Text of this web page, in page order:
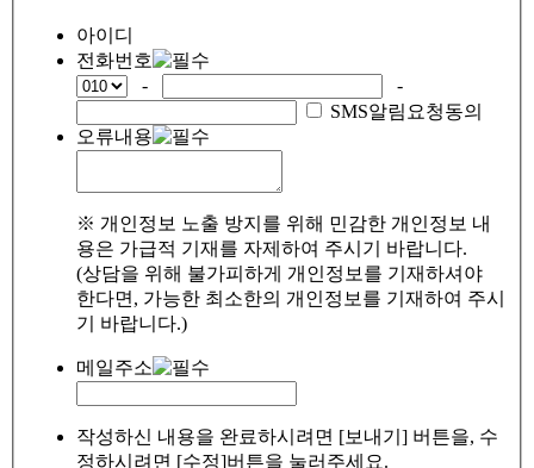
아이디
전화번호
-
-
SMS알림요청동의
오류내용
※ 개인정보 노출 방지를 위해 민감한 개인정보 내
용은 가급적 기재를 자제하여 주시기 바랍니다.
(상담을 위해 불가피하게 개인정보를 기재하셔야
한다면, 가능한 최소한의 개인정보를 기재하여 주시
기 바랍니다.)
메일주소
작성하신 내용을 완료하시려면 [보내기] 버튼을, 수
정하시려면 [수정]버튼을 눌러주세요.